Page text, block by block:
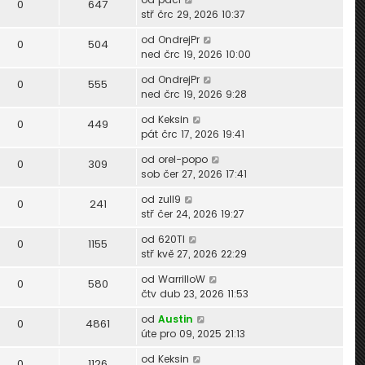
0 647
stř črc 29, 2026 10:37
0 504 od OndrejPr
ned črc 19, 2026 10:00
0 555 od OndrejPr
ned črc 19, 2026 9:28
0 449 od Keksin
pát črc 17, 2026 19:41
0 309 od orel-popo
sob čer 27, 2026 17:41
0 241 od zull9
stř čer 24, 2026 19:27
0 1155 od 620TI
stř kvě 27, 2026 22:29
0 580 od WarrilloW
čtv dub 23, 2026 11:53
0 4861 od Austin
úte pro 09, 2025 21:13
od Keksin